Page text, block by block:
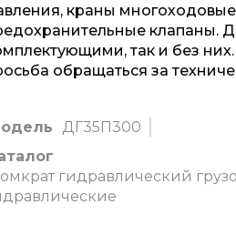
краны
клапаны.
так и без
обращаться за
ДГ35П300
гидравлический